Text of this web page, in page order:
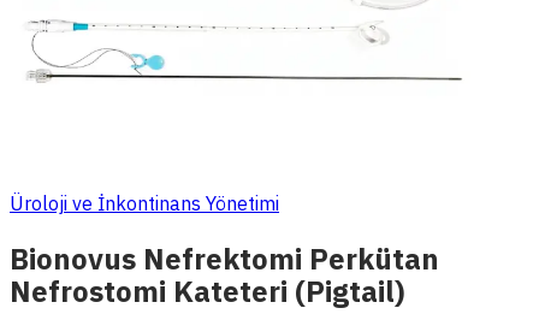
Üroloji ve İnkontinans Yönetimi
Bionovus Nefrektomi Perkütan
Nefrostomi Kateteri (Pigtail)